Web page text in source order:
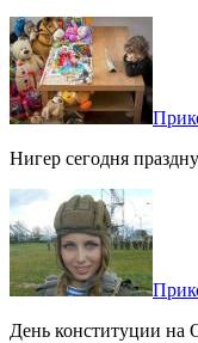
Нигер сегодня
День конституции на